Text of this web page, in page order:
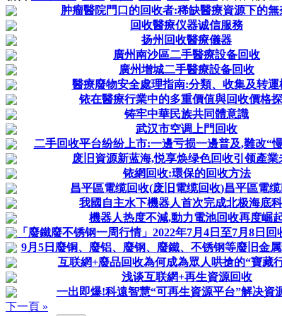
肿瘤醫院門口的回收者:稀缺醫療資源下的無
回收醫療仪器诚信服務
扬州回收醫療儀器
廣州南沙區二手醫療設备回收
廣州增城二手醫療設备回收
醫療廢物安全處理指南:分類、收集及转運
铱在醫療行業中的多重價值與回收價格
铸牢中華民族共同體意識
武汉市空调上門回收
二手回收平台纷纷上市:一邊亏损一邊普及,難改“
废旧資源新蓝海,悦享焕绿色回收引领產業
铱網回收:環保的回收方法
昌平區電缆回收(废旧電缆回收)昌平區電
我國自主水下機器人首次完成北极海底
機器人热度不減,動力電池回收再度崛
「廢鐵廢不锈钢一周行情」2022年7月4日至7月8日
9月5日廢铜、廢铝、廢钢、廢鐵、不锈钢等廢旧金
互联網+廢品回收為何成為眾人哄搶的“寶藏
浅谈互联網+再生資源回收
一出即爆!科遠智慧“可再生資源平台”解决資
下一頁 »